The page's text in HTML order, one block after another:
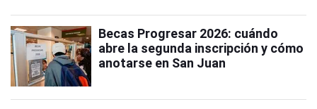
Becas Progresar 2026: cuándo
abre la segunda inscripción y cómo
anotarse en San Juan